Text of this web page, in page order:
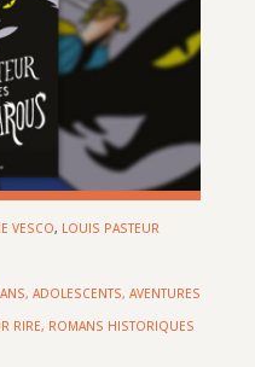
VESCO, LOUIS PASTEUR
, ADOLESCENTS, AVENTURES
RIRE, ROMANS HISTORIQUES